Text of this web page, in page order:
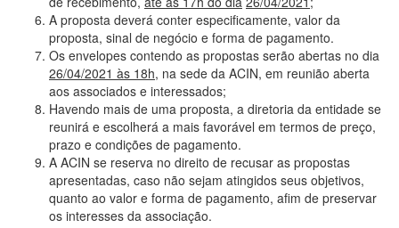
A proposta deverá conter especificamente, valor da
proposta, sinal de negócio e forma de pagamento.
Os envelopes contendo as propostas serão abertas no dia
26/04/2021 às 18h, na sede da ACIN, em reunião aberta
aos associados e interessados;
Havendo mais de uma proposta, a diretoria da entidade se
reunirá e escolherá a mais favorável em termos de preço,
prazo e condições de pagamento.
A ACIN se reserva no direito de recusar as propostas
apresentadas, caso não sejam atingidos seus objetivos,
quanto ao valor e forma de pagamento, afim de preservar
os interesses da associação.